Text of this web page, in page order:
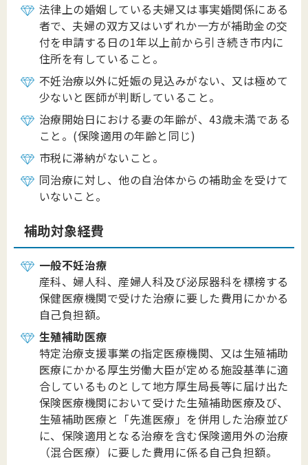
法律上の婚姻している夫婦又は事実婚関係にある
者で、夫婦の双方又はいずれか一方が補助金の交
付を申請する日の1年以上前から引き続き市内に
住所を有していること。
不妊治療以外に妊娠の見込みがない、又は極めて
少ないと医師が判断していること。
治療開始日における妻の年齢が、43歳未満である
こと。(保険適用の年齢と同じ)
市税に滞納がないこと。
同治療に対し、他の自治体からの補助金を受けて
いないこと。
補助対象経費
一般不妊治療
産科、婦人科、産婦人科及び泌尿器科を標榜する
保健医療機関で受けた治療に要した費用にかかる
自己負担額。
生殖補助医療
特定治療支援事業の指定医療機関、又は生殖補助
医療にかかる厚生労働大臣が定める施設基準に適
合しているものとして地方厚生局長等に届け出た
保険医療機関において受けた生殖補助医療及び、
生殖補助医療と「先進医療」を併用した治療並び
に、保険適用となる治療を含む保険適用外の治療
（混合医療）に要した費用に係る自己負担額。